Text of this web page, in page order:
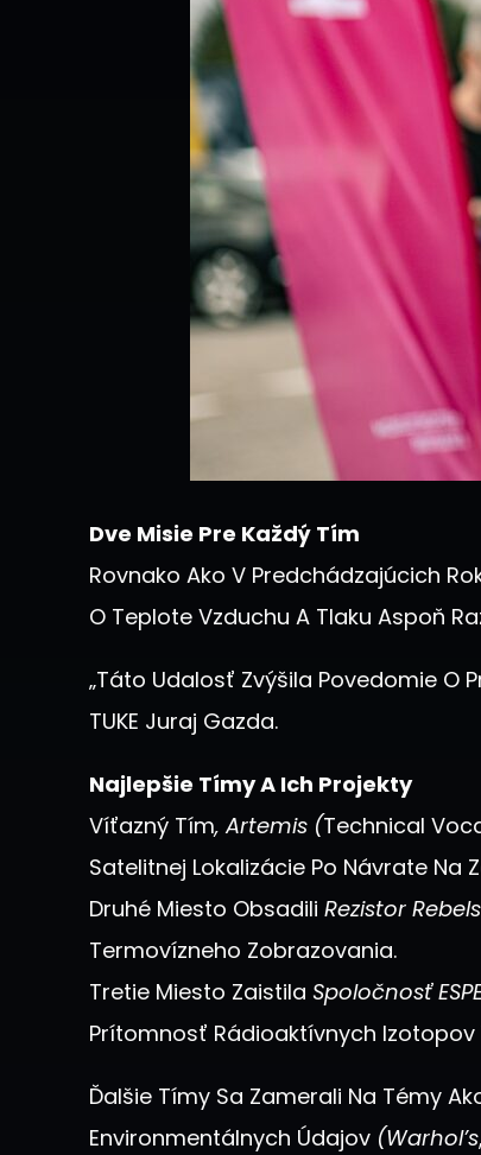
Dve Misie Pre Každý Tím
Rovnako Ako V Predchádzajúcich
O Teplote Vzduchu A Tlaku Aspoň
„Táto Udalosť Zvýšila Povedomie O
TUKE Juraj Gazda.
Najlepšie Tímy A Ich Projekty
Víťazný Tím, Artemis (Technical
Satelitnej Lokalizácie Po Návrate Na
Druhé Miesto ObsadiliRezistor Rebels
Termovízneho Zobrazovania.
Tretie Miesto Zaistila Spoločnosť
Prítomnosť Rádioaktívnych Izotopov
Ďalšie Tímy Sa Zamerali Na Témy
Environmentálnych Údajov (Warhol’s